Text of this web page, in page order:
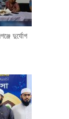
দুর্যোগ